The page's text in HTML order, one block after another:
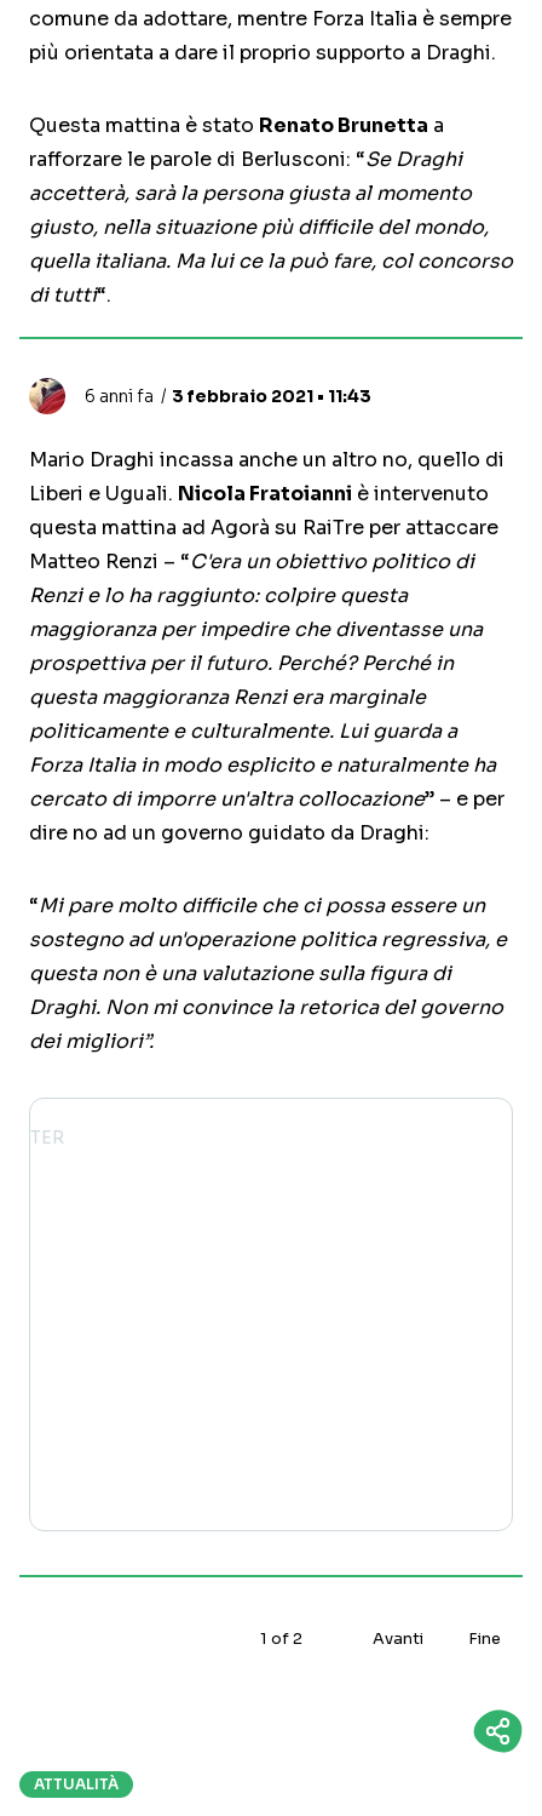
comune da adottare, mentre Forza Italia è sempre
più orientata a dare il proprio supporto a Draghi.
Questa mattina è stato Renato Brunetta a
rafforzare le parole di Berlusconi: “Se Draghi
accetterà, sarà la persona giusta al momento
giusto, nella situazione più difficile del mondo,
quella italiana. Ma lui ce la può fare, col concorso
di tutti“.
6 anni fa 3 febbraio 2021 • 11:43
Mario Draghi incassa anche un altro no, quello di
Liberi e Uguali. Nicola Fratoianni è intervenuto
questa mattina ad Agorà su RaiTre per attaccare
Matteo Renzi – “C'era un obiettivo politico di
Renzi e lo ha raggiunto: colpire questa
maggioranza per impedire che diventasse una
prospettiva per il futuro. Perché? Perché in
questa maggioranza Renzi era marginale
politicamente e culturalmente. Lui guarda a
Forza Italia in modo esplicito e naturalmente ha
cercato di imporre un'altra collocazione” – e per
dire no ad un governo guidato da Draghi:
“Mi pare molto difficile che ci possa essere un
sostegno ad un'operazione politica regressiva, e
questa non è una valutazione sulla figura di
Draghi. Non mi convince la retorica del governo
dei migliori”.
1 of2 Avanti Fine
ATTUALITÀ